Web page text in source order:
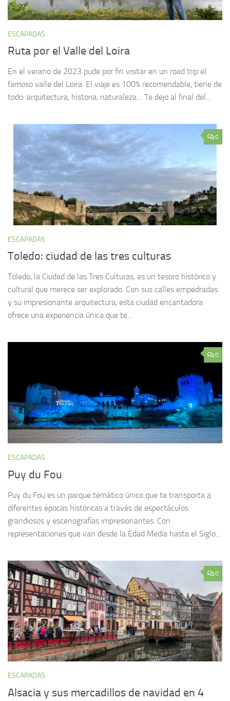
ESCAPADAS
Ruta por el Valle del Loira
En el verano de 2023 pude por fin visitar en un road trip el
famoso valle del Loira. El viaje es 100% recomendable, tiene de
todo: arquitectura, historia, naturaleza… Te dejo al final del...
0
ESCAPADAS
Toledo: ciudad de las tres culturas
Toledo, la Ciudad de las Tres Culturas, es un tesoro histórico y
cultural que merece ser explorado. Con sus calles empedradas
y su impresionante arquitectura, esta ciudad encantadora
ofrece una experiencia única que te...
0
ESCAPADAS
Puy du Fou
Puy du Fou es un parque temático único que te transporta a
diferentes épocas históricas a través de espectáculos
grandiosos y escenografías impresionantes. Con
representaciones que van desde la Edad Media hasta el Siglo...
0
ESCAPADAS
Alsacia y sus mercadillos de navidad en 4